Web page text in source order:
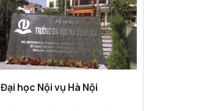
Đại học Nội vụ Hà Nội